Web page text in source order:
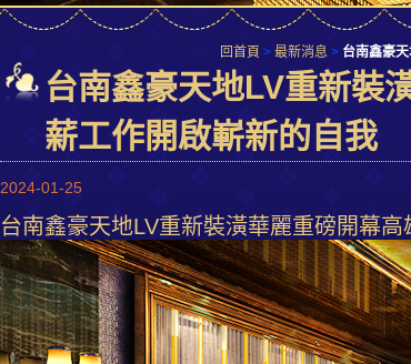
回首頁 > 最新消息 > 台南鑫豪
台南鑫豪天地LV重新裝
薪工作開啟嶄新的自我
2024-01-25
台南鑫豪天地LV重新裝潢華麗重磅開幕